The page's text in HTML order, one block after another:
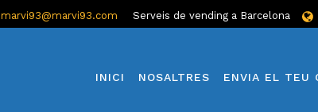
marvi93@marvi93.com Serveis de vending a Barcelona
INICI NOSALTRES ENVIA EL TEU